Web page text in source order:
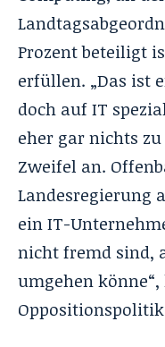
Prozent beteiligt
erfüllen. „Das ist
doch auf IT
eher gar nichts
Zweifel an.
Landesregierung
ein IT-
nicht fremd sind,
umgehen